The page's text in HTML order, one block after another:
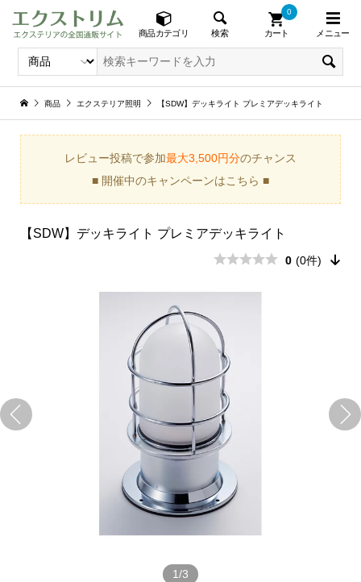
商品カテゴリ 検索 カート
0
メニュー
商品 エクステリア照明 【SDW】デッキライト プレミアデッキライト
レビュー投稿で参加最大3,500円分のチャンス
■ 開催中のキャンペーンはこちら ■
【SDW】デッキライト プレミアデッキライト
0 (0件)
1/3